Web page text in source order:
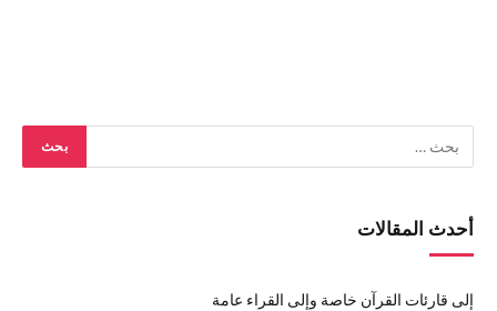
أحدث المقالات
إلى قارئات القرآن خاصة وإلى القراء عامة